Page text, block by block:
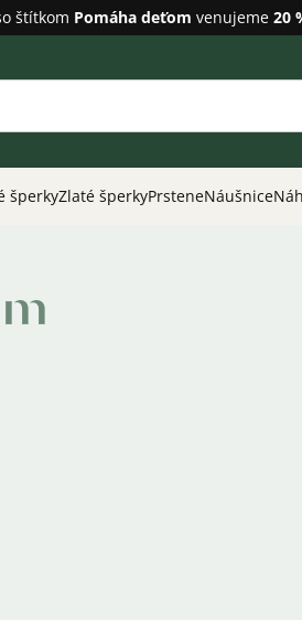
štítkom Pomáha deťom venujeme 20
šperkyZlaté šperkyPrsteneNáušnice